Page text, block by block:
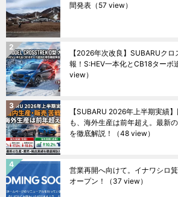
間発表 （57 view）
【2026年次改良】SUBARUク
報！S:HEV一本化とCB18ターボ
view）
【SUBARU 2026年上半期実績
も、海外生産は前年超え。最新
を徹底解説！
（48 view）
営業再開へ向けて。イナワシロ
オープン！
（37 view）